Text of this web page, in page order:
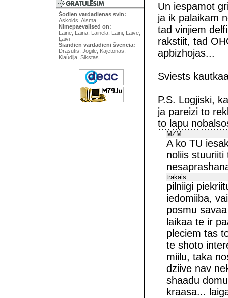
Šodien vardadienas svin:
Askolds, Aisma
Nimepaevalised on:
Laine, Laina, Lainela, Laini, Laive,
Laivi
Šiandien vardadieni švencia:
Drąsutis, Jogilė, Kajetonas,
Klaudija, Sikstas
Un iespamot
ja ik palaikam
tad vinjiem
rakstiit, tad
apbizhojas...
Sviests
P.S. Logjiski,
ja pareizi to
to lapu
MZM
A ko TU
noliis
trakais
pilniigi
iedomiiba,
posmu
laikaa te ir
pleciem tas
te shoto
miilu, taka
dziive nav
shaadu
kraasa...